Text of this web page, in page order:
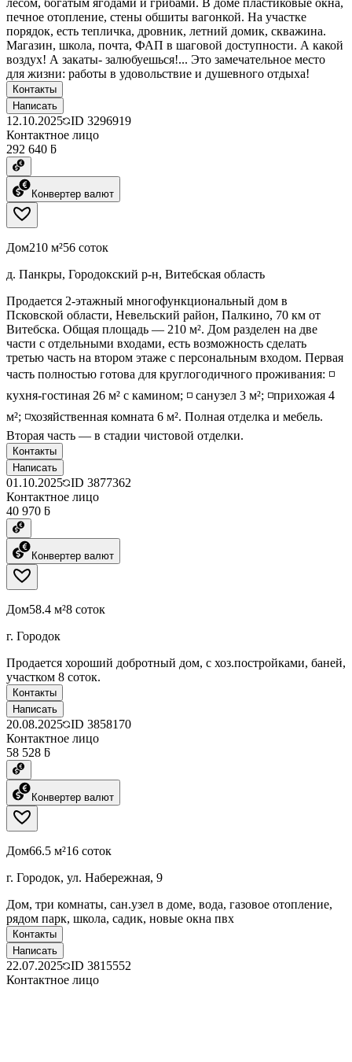
печное отопление, стены обшиты вагонкой. На участке
порядок, есть тепличка, дровник, летний домик, скважина.
Магазин, школа, почта, ФАП в шаговой доступности. А какой
воздух! А закаты- залюбуешься!... Это замечательное место
для жизни: работы в удовольствие и душевного отдыха!
Контакты
Написать
12.10.2025 ID 3296919
Контактное лицо
292 640 ƃ
Конвертер валют
Дом210 м²56 соток
д. Панкры, Городокский р-н, Витебская область
Продается 2-этажный многофункциональный дом в
Псковской области, Невельский район, Палкино, 70 км от
Витебска. Общая площадь — 210 м². Дом разделен на две
части с отдельными входами, есть возможность сделать
третью часть на втором этаже с персональным входом. Первая
часть полностью готова для круглогодичного проживания: ◽️
кухня-гостиная 26 м² с камином; ◽️ санузел 3 м²; ◽️прихожая 4
м²; ◽️хозяйственная комната 6 м². Полная отделка и мебель.
Вторая часть — в стадии чистовой отделки.
Контакты
Написать
01.10.2025 ID 3877362
Контактное лицо
40 970 ƃ
Конвертер валют
Дом58.4 м²8 соток
г. Городок
Продается хороший добротный дом, с хоз.постройками, баней,
участком 8 соток.
Контакты
Написать
20.08.2025 ID 3858170
Контактное лицо
58 528 ƃ
Конвертер валют
Дом66.5 м²16 соток
г. Городок, ул. Набережная, 9
Дом, три комнаты, сан.узел в доме, вода, газовое отопление,
рядом парк, школа, садик, новые окна пвх
Контакты
Написать
22.07.2025 ID 3815552
Контактное лицо